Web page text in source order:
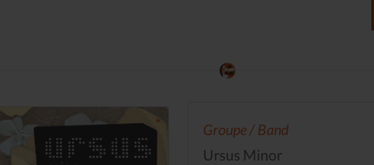
Groupe / Band
Ursus Minor